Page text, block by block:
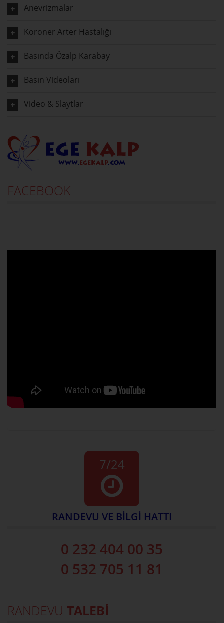
Anevrizmalar
Koroner Arter Hastalığı
Basında Özalp Karabay
Basın Videoları
Video & Slaytlar
FACEBOOK
7/24
RANDEVU VE BİLGİ HATTI
0 232 404 00 35
0 532 705 11 81
RANDEVU TALEBİ